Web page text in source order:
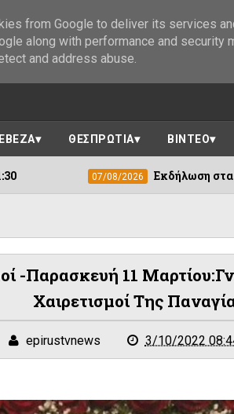
ΘΕΣΠΡΩΤΙΑ ΒΙΝΤΕΟ
08/2026 Εκδήλωση στα Πράμαντα για
-Παρασκευή 11
Χαιρετισμοί Της
epirustvnews 3/10/2022
from Google to deliver its services
along with performance and
and address abuse.